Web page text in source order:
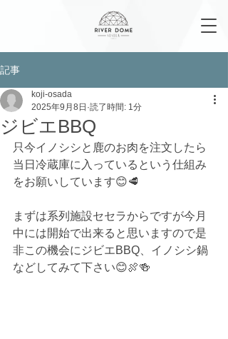
記事
ジビエBBQ
koji-osada
2025年9月8日 読了時間: 1分
只今イノシシと鹿のお肉を注文したら
当日冷蔵庫に入っているという仕組み
をお願いしています😊🥩
まずは系列施設セセラからですが今月
中には開始で出来ると思いますので是
非この機会にジビエBBQ、イノシシ鍋
などしてみて下さい😊🍖🍻